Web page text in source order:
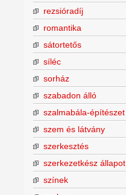
rezsióradíj
romantika
sátortetős
síléc
sorház
szabadon álló
szalmabála-építészet
szem és látvány
szerkesztés
szerkezetkész állapot
színek